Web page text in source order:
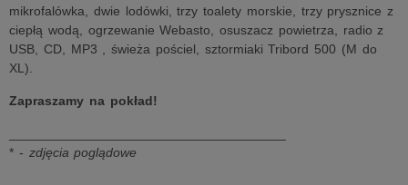
mikrofalówka, dwie lodówki, trzy toalety morskie, trzy prysznice z
ciepłą wodą, ogrzewanie Webasto, osuszacz powietrza, radio z
USB, CD, MP3 , świeża pościel, sztormiaki Tribord 500 (M do
XL).
Zapraszamy na pokład!
* - zdjęcia poglądowe